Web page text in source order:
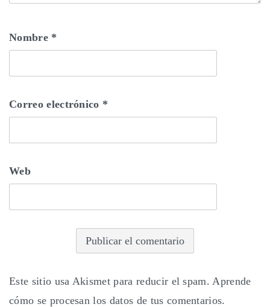
Nombre *
Correo electrónico *
Web
Este sitio usa Akismet para reducir el spam.Aprende
cómo se procesan los datos de tus comentarios.